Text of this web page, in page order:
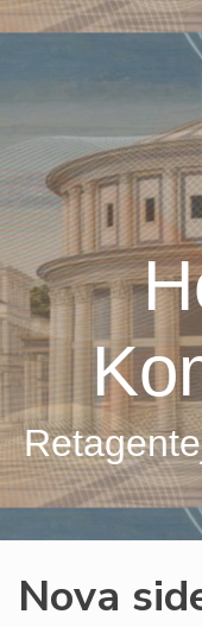
Skip
Nova